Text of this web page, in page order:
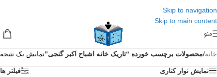
Skip to navigation
Skip to main content
منو
خانه/محصولات برچسب خورده “تاریک خانه اشباح اکبر گنجی”نمایش یک نتیجه
نمایش نوار کناری فیلتر ها